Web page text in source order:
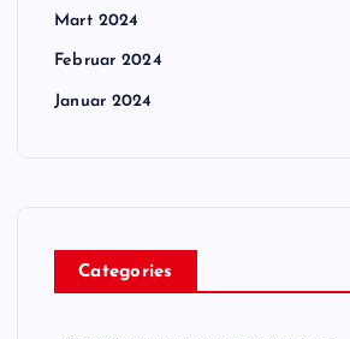
Mart 2024
Februar 2024
Januar 2024
Categories